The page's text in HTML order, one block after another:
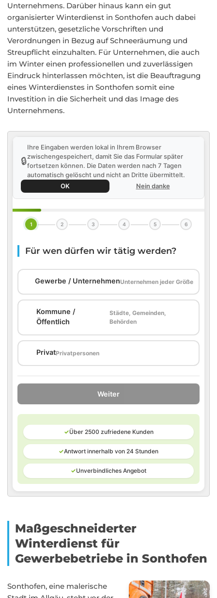
Unternehmens. Darüber hinaus kann ein gut
organisierter Winterdienst in Sonthofen auch dabei
unterstützen, gesetzliche Vorschriften und
Verordnungen in Bezug auf Schneeräumung und
Streupflicht einzuhalten. Für Unternehmen, die auch
im Winter einen professionellen und zuverlässigen
Eindruck hinterlassen möchten, ist die Beauftragung
eines Winterdienstes in Sonthofen somit eine
Investition in die Sicherheit und das Image des
Unternehmens.
🔒
Ihre Eingaben werden lokal in Ihrem Browser
zwischengespeichert, damit Sie das Formular später
fortsetzen können. Die Daten werden nach 7 Tagen
automatisch gelöscht und nicht an Dritte übermittelt.
OK
Nein danke
1 2 3 4 5 6
Für wen dürfen wir tätig werden?
Gewerbe / UnternehmenUnternehmen jeder Größe
Kommune /
Öffentlich
Städte, Gemeinden,
Behörden
PrivatPrivatpersonen
Weiter
✓Über 2500 zufriedene Kunden
✓Antwort innerhalb von 24 Stunden
✓Unverbindliches Angebot
Maßgeschneiderter
Winterdienst für
Gewerbebetriebe in Sonthofen
Sonthofen, eine malerische